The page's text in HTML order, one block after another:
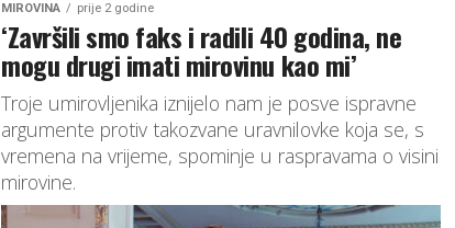
MIROVINA prije 2 godine
‘Završili smo faks i radili 40 godina, ne
mogu drugi imati mirovinu kao mi’
Troje umirovljenika iznijelo nam je posve ispravne
argumente protiv takozvane uravnilovke koja se, s
vremena na vrijeme, spominje u raspravama o visini
mirovine.